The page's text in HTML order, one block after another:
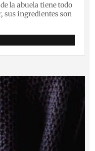
la abuela tiene todo
sus ingredientes son